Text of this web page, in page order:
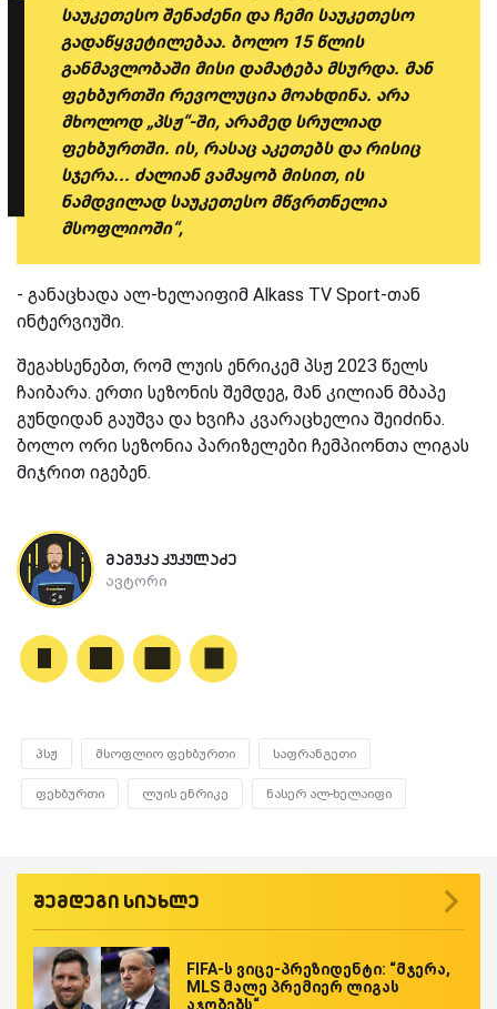
საუკეთესო შენაძენი და ჩემი საუკეთესო
გადაწყვეტილებაა. ბოლო 15 წლის
განმავლობაში მისი დამატება მსურდა. მან
ფეხბურთში რევოლუცია მოახდინა. არა
მხოლოდ „პსჟ“-ში, არამედ სრულიად
ფეხბურთში. ის, რასაც აკეთებს და რისიც
სჯერა... ძალიან ვამაყობ მისით, ის
ნამდვილად საუკეთესო მწვრთნელია
მსოფლიოში“,
- განაცხადა ალ-ხელაიფიმ Alkass TV Sport-თან
ინტერვიუში.
შეგახსენებთ, რომ ლუის ენრიკემ პსჟ 2023 წელს
ჩაიბარა. ერთი სეზონის შემდეგ, მან კილიან მბაპე
გუნდიდან გაუშვა და ხვიჩა კვარაცხელია შეიძინა.
ბოლო ორი სეზონია პარიზელები ჩემპიონთა ლიგას
მიჯრით იგებენ.
მამუკა კუკულაძე
ავტორი
პსჟ მსოფლიო ფეხბურთი საფრანგეთი
ფეხბურთი ლუის ენრიკე ნასერ ალ-ხელაიფი
შემდეგი სიახლე
FIFA-ს ვიცე-პრეზიდენტი: “მჯერა,
MLS მალე პრემიერ ლიგას
აჯობებს“